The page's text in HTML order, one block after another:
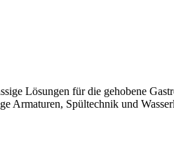
Lösungen für die gehobene
Armaturen, Spültechnik und